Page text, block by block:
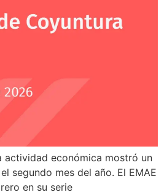
actividad económica mostró un
segundo mes del año. El EMAE
en su serie